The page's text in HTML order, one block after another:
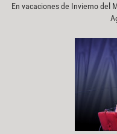
En vacaciones de Invierno del